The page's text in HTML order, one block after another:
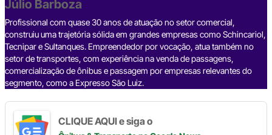
o
o
k
d
s
d
I
n
a
m
p
p
n
k
Júlio Barboza
Profissional com quase 30 anos de atuação no setor comercial,
construiu uma trajetória sólida em grandes empresas como Schincariol,
Tecnipar e Sultanques. Empreendedor por vocação, atua também no
setor de transportes, com experiência na venda de passagens,
comercialização de ônibus e passagem por empresas relevantes do
segmento, como a Expresso São Luiz.
CLIQUE AQUI e siga o